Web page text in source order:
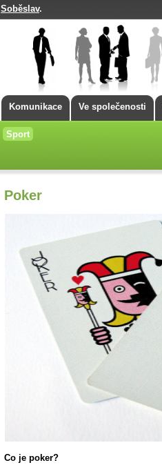
Soběslav.
Komunikace Ve společenosti
Sport
Poker
Co je poker?